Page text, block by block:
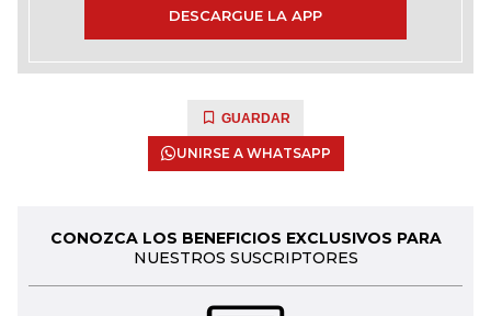
DESCARGUE LA APP
GUARDAR
UNIRSE A WHATSAPP
CONOZCA LOS BENEFICIOS EXCLUSIVOS PARA
NUESTROS SUSCRIPTORES